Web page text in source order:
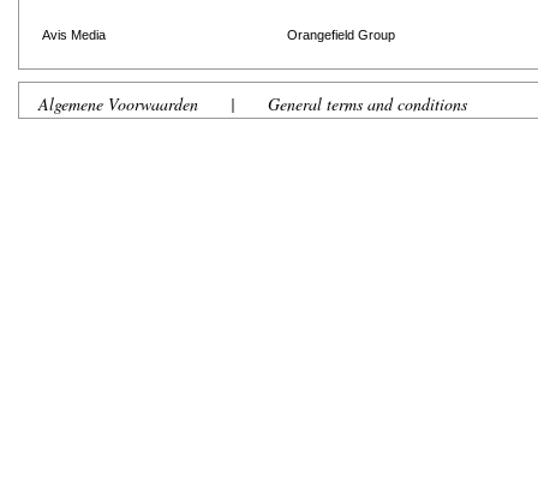
Avis Media Orangefield Group
Algemene Voorwaarden | General terms and conditions